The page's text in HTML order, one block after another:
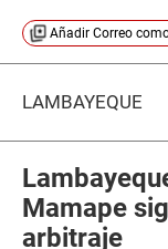
Añadir Correo
LAMBAYEQUE
Mamape
arbitraje